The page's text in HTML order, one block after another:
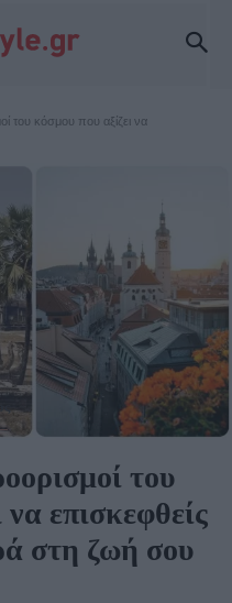
του κόσμου που αξίζει να
του
επισκεφθείς
στη ζωή σου